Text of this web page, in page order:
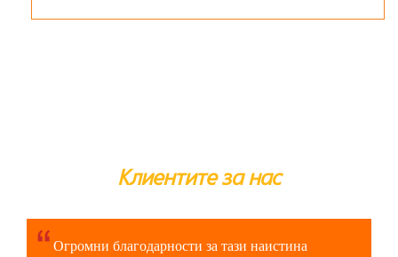
Клиентите за нас
Огромни благодарности за тази наистина